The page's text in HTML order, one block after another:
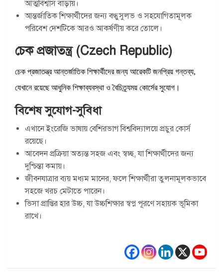
আত্মবিশ্বাস বাড়ায়।
আন্তর্জাতিক শিক্ষার্থীদের জন্য বন্ধুসুলভ ও সহযোগিতামূলক
পরিবেশ দেশটিকে আরও আকর্ষণীয় করে তোলে।
চেক প্রজাতন্ত্র (Czech Republic)
চেক প্রজাতন্ত্র আন্তর্জাতিক শিক্ষার্থীদের জন্য আরেকটি জনপ্রিয় গন্তব্য,
যেখানে রয়েছে আধুনিক শিক্ষাব্যবস্থা ও বৈচিত্র্যময় কোর্সের সুযোগ।
বিশেষ সুযোগ-সুবিধা
এখানে ইংরেজি ভাষায় বেশিরভাগ বিশ্ববিদ্যালয়ে প্রচুর কোর্স
রয়েছে।
আবেদন প্রক্রিয়া অত্যন্ত সহজ এবং স্বচ্ছ, যা শিক্ষার্থীদের জন্য
দুশ্চিন্তা কমায়।
জীবনযাত্রার ব্যয় মধ্যম মানের, ফলে শিক্ষার্থীরা তুলনামূলকভাবে
সহজে খরচ মেটাতে পারেন।
ভিসা প্রাপ্তির হার উচ্চ, যা উচ্চশিক্ষার স্বপ্ন পূরণে সহায়ক ভূমিকা
রাখে।